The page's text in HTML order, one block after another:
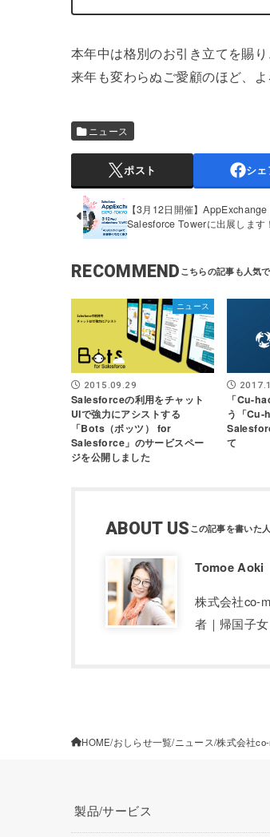
本年中は格別のお引き立てを賜
来年も変わらぬご愛顧のほど、よ
ニュース
ポスト シェ
【3月12日開催】
Salesforce Towerに出展します！
RECOMMEND
ニュース
2015.09.29
Salesforceの利用をチャット
UIで強力にアシストする
「Bots（ボッツ） for
Salesforce」のサービスペー
ジを公開しました
「Cu-
う「
て
ABOUT US
Tomoe Aoki
株式会社co-
者｜帰国子
HOME おしらせ一覧 ニュース 株式会社
製品/サービス